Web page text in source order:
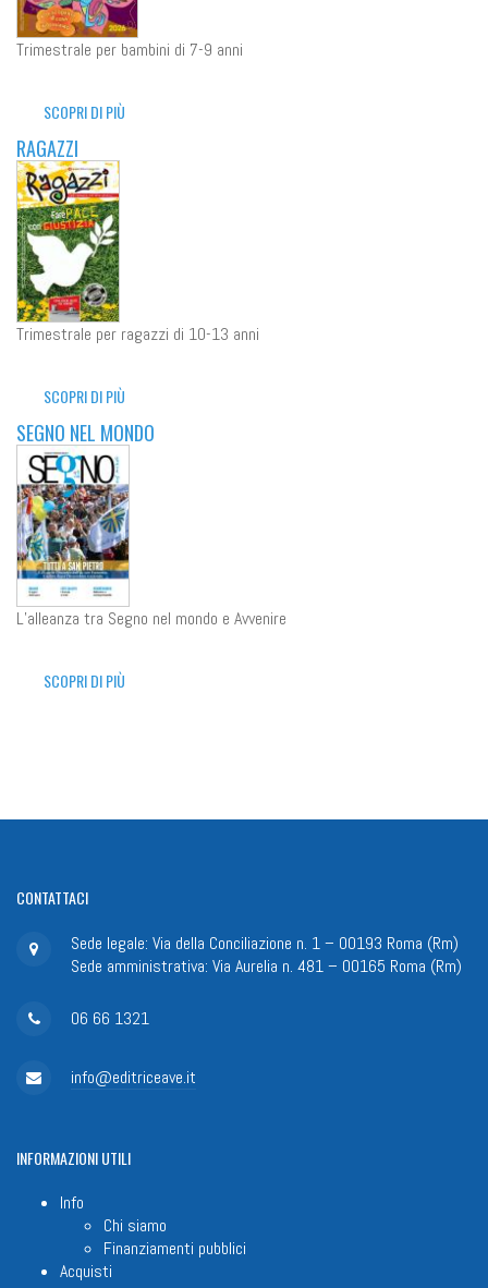
Trimestrale per bambini di 7-9 anni
SCOPRI DI PIÙ
RAGAZZI
Trimestrale per ragazzi di 10-13 anni
SCOPRI DI PIÙ
SEGNO NEL MONDO
L’alleanza tra Segno nel mondo e Avvenire
SCOPRI DI PIÙ
CONTATTACI
Sede legale: Via della Conciliazione n. 1 – 00193 Roma (Rm)
Sede amministrativa: Via Aurelia n. 481 – 00165 Roma (Rm)
06 66 1321
info@editriceave.it
INFORMAZIONIUTILI
Info
Chi siamo
Finanziamenti pubblici
Acquisti